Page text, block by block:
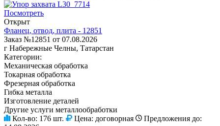
Посмотреть
Открыт
Фланец, отвод, плита - 12851
Заказ №12851 от 07.08.2026
г Набережные Челны, Татарстан
Категории:
Механическая обработка
Токарная обработка
Фрезерная обработка
Гибка металла
Изготовление деталей
Другие услуги металлообработки
Кол-во: 176 шт. Цена: договорная
Предложения до: